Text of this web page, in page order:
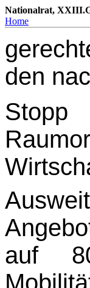
Nationalrat,
Home
den
auf